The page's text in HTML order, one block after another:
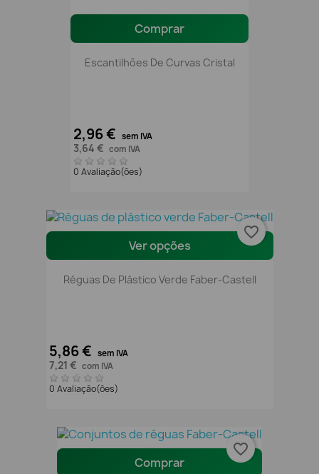
Comprar
Escantilhões De Curvas Cristal
2,96 € sem IVA
3,64 € com IVA
0 Avaliação(ões)
Ver opções
Réguas De Plástico Verde Faber-Castell
5,86 € sem IVA
7,21 € com IVA
0 Avaliação(ões)
favorite_border
Comprar
favorite_border